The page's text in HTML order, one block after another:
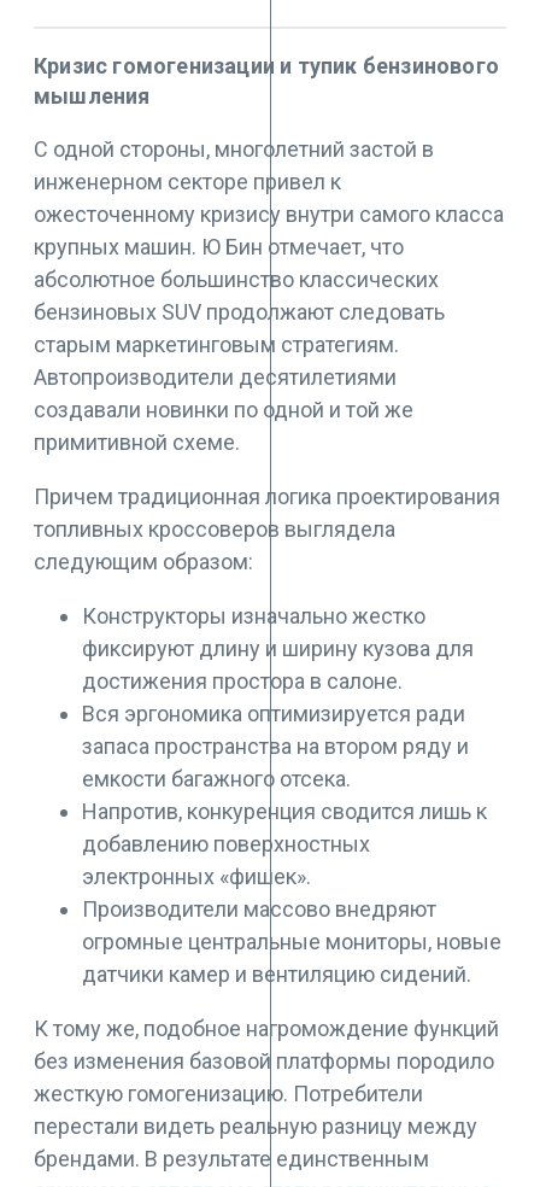
Кризис гомогенизации и тупик бензинового
мышления
С одной стороны, многолетний застой в
инженерном секторе привел к
ожесточенному кризису внутри самого класса
крупных машин. Ю Бин отмечает, что
абсолютное большинство классических
бензиновых SUV продолжают следовать
старым маркетинговым стратегиям.
Автопроизводители десятилетиями
создавали новинки по одной и той же
примитивной схеме.
Причем традиционная логика проектирования
топливных кроссоверов выглядела
следующим образом:
Конструкторы изначально жестко
фиксируют длину и ширину кузова для
достижения простора в салоне.
Вся эргономика оптимизируется ради
запаса пространства на втором ряду и
емкости багажного отсека.
Напротив, конкуренция сводится лишь к
добавлению поверхностных
электронных «фишек».
Производители массово внедряют
огромные центральные мониторы, новые
датчики камер и вентиляцию сидений.
К тому же, подобное нагромождение функций
без изменения базовой платформы породило
жесткую гомогенизацию. Потребители
перестали видеть реальную разницу между
брендами. В результате единственным